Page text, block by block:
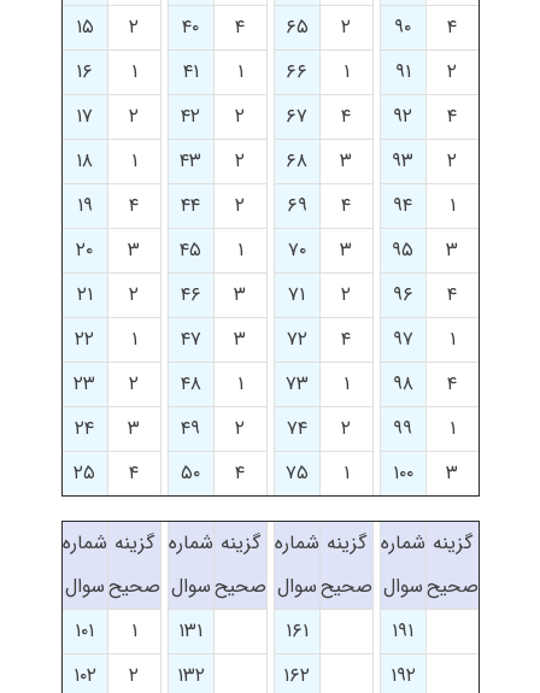
۴
۹۰ ۲ ۶۵ ۴ ۴۰ ۲
۱۵
۲
۹۱ ۱ ۶۶ ۱ ۴۱ ۱
۱۶
۴
۹۲ ۴ ۶۷ ۲ ۴۲ ۲
۱۷
۲
۹۳ ۳ ۶۸ ۲ ۴۳ ۱
۱۸
۱
۹۴ ۴ ۶۹ ۲ ۴۴ ۴
۱۹
۳
۹۵ ۳ ۷۰ ۱ ۴۵ ۳
۲۰
۴
۹۶ ۲ ۷۱ ۳ ۴۶ ۲
۲۱
۱
۹۷ ۴ ۷۲ ۳ ۴۷ ۱
۲۲
۴
۹۸ ۱ ۷۳ ۱ ۴۸ ۲
۲۳
۱
۹۹ ۲ ۷۴ ۲ ۴۹ ۳
۲۴
۳
۱۰۰ ۱ ۷۵ ۴ ۵۰ ۴ ۲۵
گزینه
صحیح
شماره
سوال
گزینه
صحیح
شماره
سوال
گزینه
صحیح
شماره
سوال
گزینه
صحیح
شماره
سوال
۱۹۱
۱۶۱ ۱۳۱ ۱
۱۰۱
۱۹۲
۱۶۲ ۱۳۲ ۲
۱۰۲